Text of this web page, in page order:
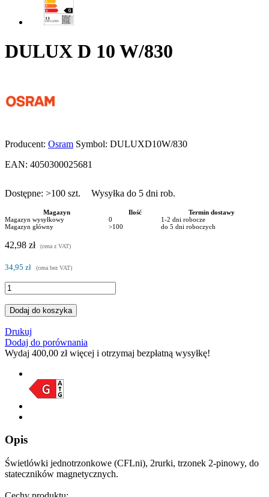
DULUX D 10 W/830
Producent: Osram Symbol: DULUXD10W/830
EAN: 4050300025681
Dostępne: >100 szt. Wysyłka do 5 dni rob.
Magazyn Ilość
Termin dostawy
Magazyn wysyłkowy
0
1-2 dni robocze
Magazyn główny
>100 do 5 dni roboczych
42,98 zł (cena z VAT)
34,95 zł (cena bez VAT)
Dodaj do koszyka
Drukuj
Dodaj do porównania
Wydaj 400,00 złwięcej i otrzymaj bezpłatną wysyłkę!
Opis
Świetlówki jednotrzonkowe (CFLni), 2rurki, trzonek 2-pinowy, do
stateczników magnetycznych.